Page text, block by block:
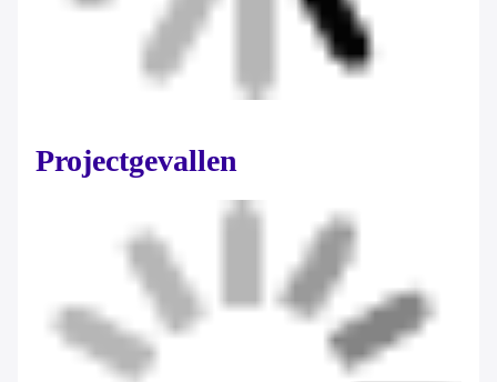
Projectgevallen